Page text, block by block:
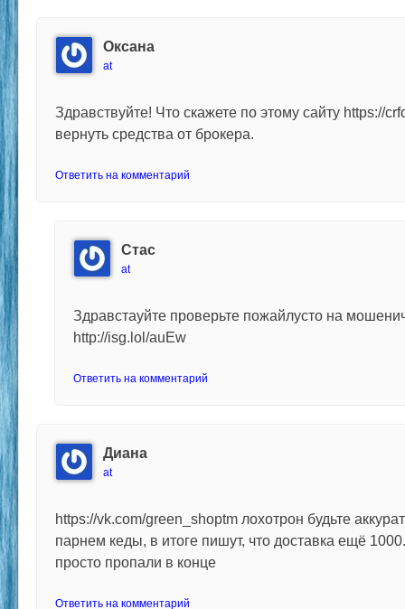
Оксана
at
Здравствуйте! Что скажете по этому сайту https://
вернуть средства от брокера.
Ответить на комментарий
Стас
at
Здравстауйте проверьте пожайлусто на
http://isg.lol/auEw
Ответить на комментарий
Диана
at
https://vk.com/green_shoptm лохотрон будьте
парнем кеды, в итоге пишут, что доставка ещё
просто пропали в конце
Ответить на комментарий